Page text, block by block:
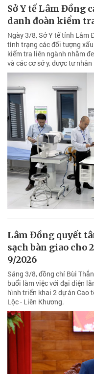
Sở Y tế Lâm Đồng
danh đoàn kiểm
Ngày 3/8, Sở Y tế tỉnh Lâm
tình trạng các đối tượng
kiểm tra liên ngành nhằm
và các cơ sở y, dược tư
Lâm Đồng quyết
sạch bàn giao cho
9/2026
Sáng 3/8, đồng chí Bùi
buổi làm việc với đại diện
hình triển khai 2 dự án Cao
Lộc - Liên Khương.